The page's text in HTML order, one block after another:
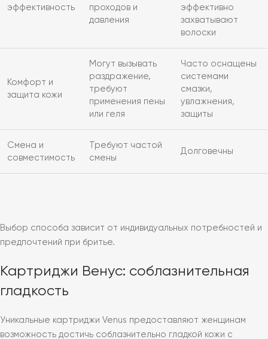
эффективность
проходов и
давления
эффективно
захватывают
волоски
Комфорт и
защита кожи
Могут вызывать
раздражение,
требуют
применения пены
или геля
Часто оснащены
системами
смазки,
увлажнения,
защиты
Смена и
совместимость
Требуют частой
смены
Долговечны
Выбор способа зависит от индивидуальных потребностей и
предпочтений при бритье.
Картриджи Венус: соблазнительная
гладкость
Уникальные картриджи Venus предоставляют женщинам
возможность достичь соблазнительно гладкой кожи с